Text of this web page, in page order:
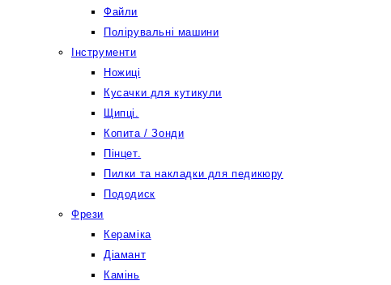
Файли
Полірувальні машини
Інструменти
Ножиці
Кусачки для кутикули
Щипці.
Копита / Зонди
Пінцет.
Пилки та накладки для педикюру
Пододиск
Фрези
Кераміка
Діамант
Камінь